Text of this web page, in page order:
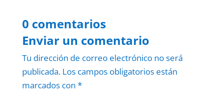
0 comentarios
Enviar un comentario
Tu dirección de correo electrónico no será
publicada. Los campos obligatorios están
marcados con *